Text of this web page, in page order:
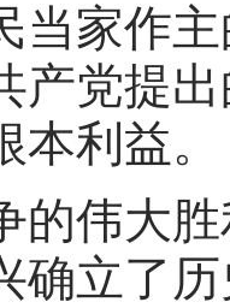
当家作
产党提
利益。
伟大胜
确立了